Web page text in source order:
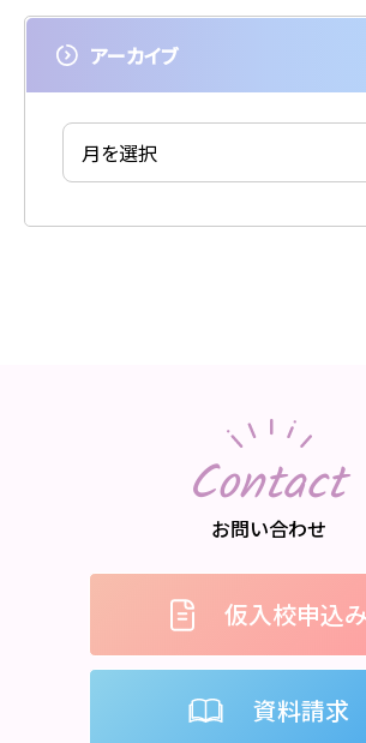
アーカイブ
お問い合わせ
Contact
仮入校申込み
資料請求